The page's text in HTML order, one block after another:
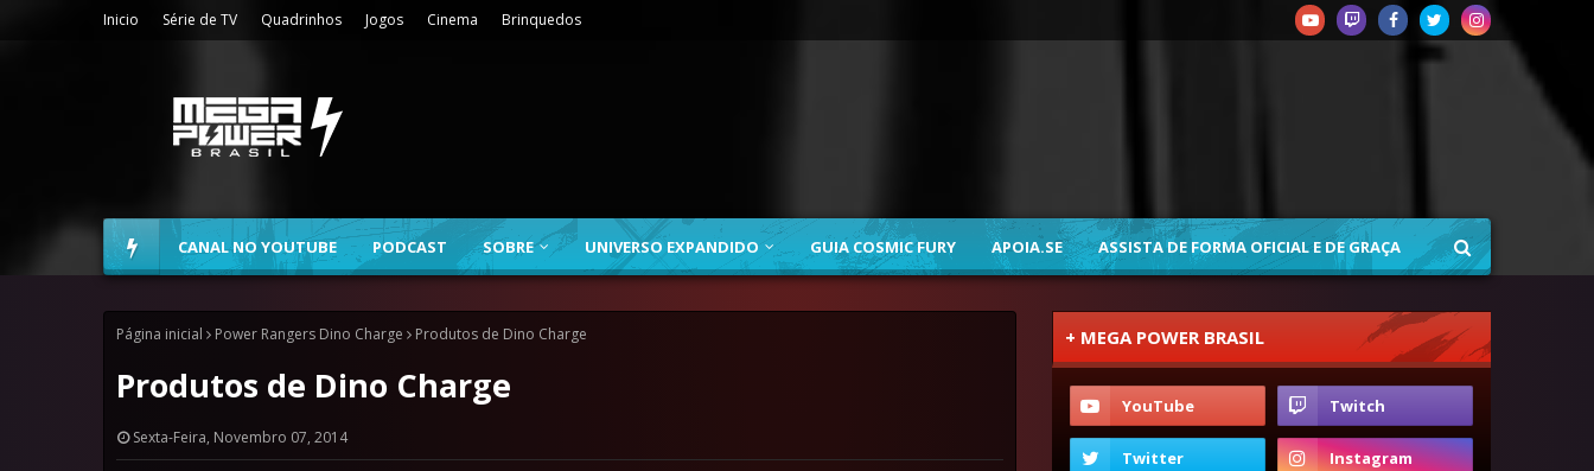
Inicio Série de TV Quadrinhos Jogos Cinema Brinquedos
CANAL NO YOUTUBE PODCAST SOBRE UNIVERSO EXPANDIDO GUIA COSMIC FURY APOIA.SE ASSISTA DE FORMA OFICIAL E DE GRAÇA
Página inicial Power Rangers Dino Charge Produtos de Dino Charge
Produtos de Dino Charge
Sexta-Feira, Novembro 07, 2014
+ MEGA POWER BRASIL